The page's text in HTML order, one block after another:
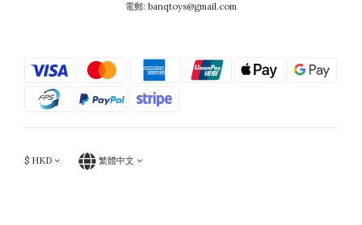
電郵: banqtoys@gmail.com
$ HKD 繁體中文